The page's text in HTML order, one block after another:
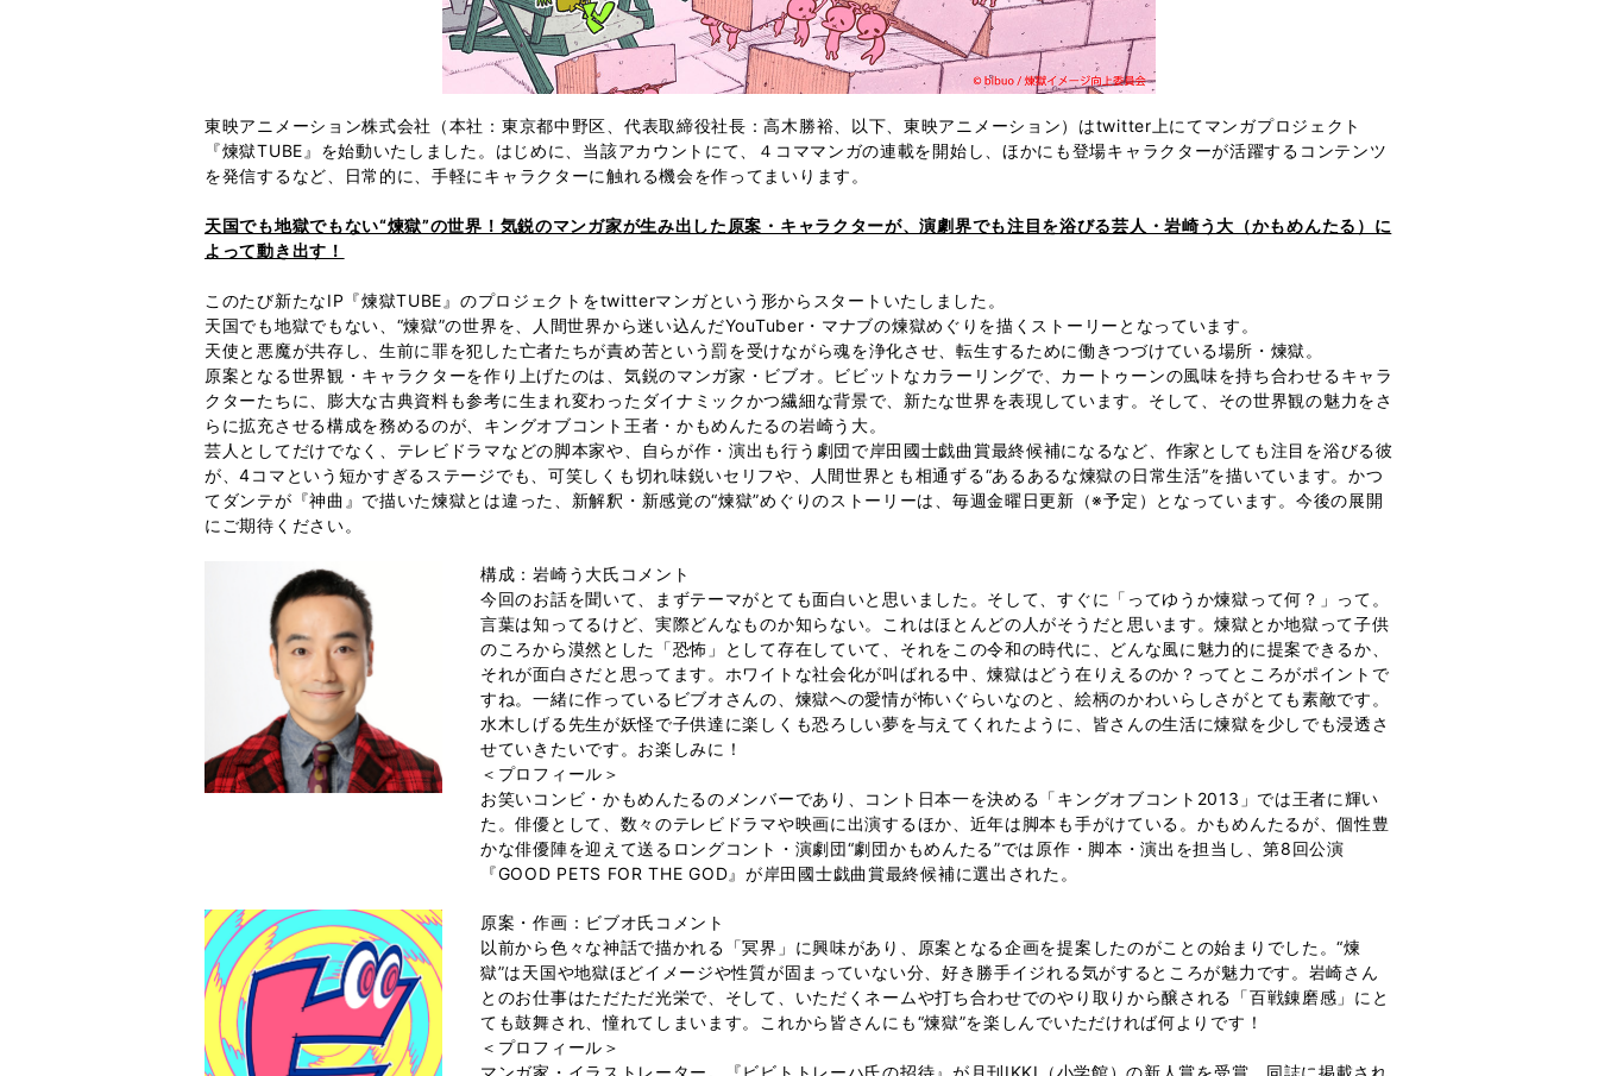
東映アニメーション株式会社（本社：東京都中野区、代表取締役社長：高木勝裕、以下、東映アニメーション）はtwitter上にてマンガプロジェクト
『煉獄TUBE』を始動いたしました。はじめに、当該アカウントにて、４コママンガの連載を開始し、ほかにも登場キャラクターが活躍するコンテンツ
を発信するなど、日常的に、手軽にキャラクターに触れる機会を作ってまいります。
天国でも地獄でもない“煉獄”の世界！気鋭のマンガ家が生み出した原案・キャラクターが、演劇界でも注目を浴びる芸人・岩崎う大（かもめんたる）に
よって動き出す！
このたび新たなIP『煉獄TUBE』のプロジェクトをtwitterマンガという形からスタートいたしました。
天国でも地獄でもない、“煉獄”の世界を、人間世界から迷い込んだYouTuber・マナブの煉獄めぐりを描くストーリーとなっています。
天使と悪魔が共存し、生前に罪を犯した亡者たちが責め苦という罰を受けながら魂を浄化させ、転生するために働きつづけている場所・煉獄。
原案となる世界観・キャラクターを作り上げたのは、気鋭のマンガ家・ビブオ。ビビットなカラーリングで、カートゥーンの風味を持ち合わせるキャラ
クターたちに、膨大な古典資料も参考に生まれ変わったダイナミックかつ繊細な背景で、新たな世界を表現しています。そして、その世界観の魅力をさ
らに拡充させる構成を務めるのが、キングオブコント王者・かもめんたるの岩崎う大。
芸人としてだけでなく、テレビドラマなどの脚本家や、自らが作・演出も行う劇団で岸田國士戯曲賞最終候補になるなど、作家としても注目を浴びる彼
が、4コマという短かすぎるステージでも、可笑しくも切れ味鋭いセリフや、人間世界とも相通ずる“あるあるな煉獄の日常生活”を描いています。かつ
てダンテが『神曲』で描いた煉獄とは違った、新解釈・新感覚の“煉獄”めぐりのストーリーは、毎週金曜日更新（※予定）となっています。今後の展開
にご期待ください。
構成：岩崎う大氏コメント
今回のお話を聞いて、まずテーマがとても面白いと思いました。そして、すぐに「ってゆうか煉獄って何？」って。
言葉は知ってるけど、実際どんなものか知らない。これはほとんどの人がそうだと思います。煉獄とか地獄って子供
のころから漠然とした「恐怖」として存在していて、それをこの令和の時代に、どんな風に魅力的に提案できるか、
それが面白さだと思ってます。ホワイトな社会化が叫ばれる中、煉獄はどう在りえるのか？ってところがポイントで
すね。一緒に作っているビブオさんの、煉獄への愛情が怖いぐらいなのと、絵柄のかわいらしさがとても素敵です。
水木しげる先生が妖怪で子供達に楽しくも恐ろしい夢を与えてくれたように、皆さんの生活に煉獄を少しでも浸透さ
せていきたいです。お楽しみに！
＜プロフィール＞
お笑いコンビ・かもめんたるのメンバーであり、コント日本一を決める「キングオブコント2013」では王者に輝い
た。俳優として、数々のテレビドラマや映画に出演するほか、近年は脚本も手がけている。かもめんたるが、個性豊
かな俳優陣を迎えて送るロングコント・演劇団“劇団かもめんたる”では原作・脚本・演出を担当し、第8回公演
『GOOD PETS FOR THE GOD』が岸田國士戯曲賞最終候補に選出された。
原案・作画：ビブオ氏コメント
以前から色々な神話で描かれる「冥界」に興味があり、原案となる企画を提案したのがことの始まりでした。“煉
獄”は天国や地獄ほどイメージや性質が固まっていない分、好き勝手イジれる気がするところが魅力です。岩崎さん
とのお仕事はただただ光栄で、そして、いただくネームや打ち合わせでのやり取りから醸される「百戦錬磨感」にと
ても鼓舞され、憧れてしまいます。これから皆さんにも“煉獄”を楽しんでいただければ何よりです！
＜プロフィール＞
マンガ家・イラストレーター。『ビビトトレーハ氏の招待』が月刊IKKI（小学館）の新人賞を受賞、同誌に掲載され